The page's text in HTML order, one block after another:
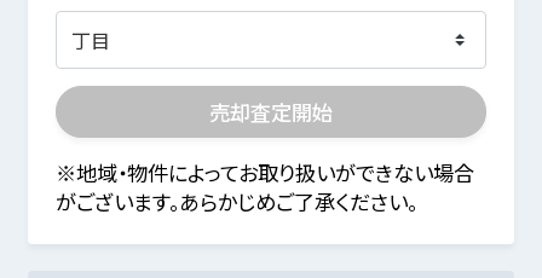
売却査定開始
※地域・物件によってお取り扱いができない場合
がございます。あらかじめご了承ください。